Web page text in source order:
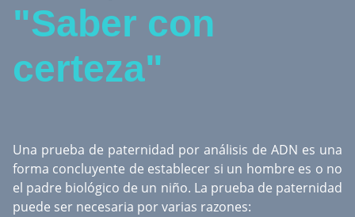
"Saber con
certeza"
Una prueba de paternidad por análisis de ADN es una
forma concluyente de establecer si un hombre es o no
el padre biológico de un niño. La prueba de paternidad
puede ser necesaria por varias razones: